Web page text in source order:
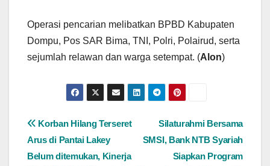
Operasi pencarian melibatkan BPBD Kabupaten
Dompu, Pos SAR Bima, TNI, Polri, Polairud, serta
sejumlah relawan dan warga setempat. (Alon)
Navigasi
pos
Silaturahmi Bersama
SMSI, Bank NTB Syariah
Siapkan Program
Korban Hilang Terseret
Arus di Pantai Lakey
Belum ditemukan, Kinerja